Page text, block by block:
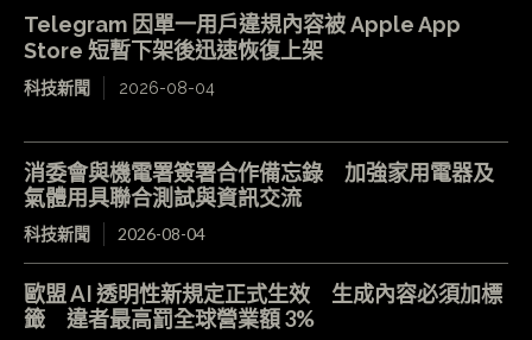
Telegram 因單一用戶違規內容被 Apple App
Store 短暫下架後迅速恢復上架
科技新聞 2026-08-04
消委會與機電署簽署合作備忘錄 加強家用電器及
氣體用具聯合測試與資訊交流
科技新聞 2026-08-04
歐盟 AI 透明性新規定正式生效 生成內容必須加標
籤 違者最高罰全球營業額 3%